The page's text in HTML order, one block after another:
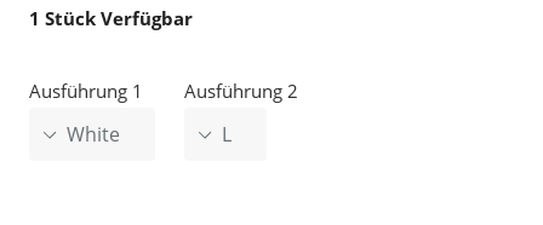
1 Stück Verfügbar
Ausführung 1 Ausführung 2